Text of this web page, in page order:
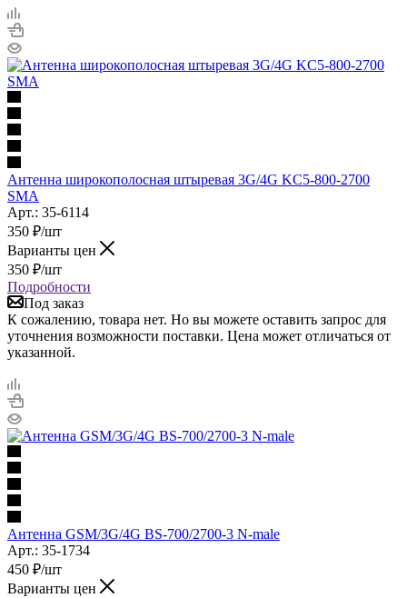
Антенна широкополосная штыревая 3G/4G KC5-800-2700
SMA
Арт.: 35-6114
350 ₽/шт
Варианты цен
350 ₽/шт
Подробности
Под заказ
К сожалению, товара нет. Но вы можете оставить запрос для
уточнения возможности поставки. Цена может отличаться от
указанной.
Антенна GSM/3G/4G BS-700/2700-3 N-male
Арт.: 35-1734
450 ₽/шт
Варианты цен